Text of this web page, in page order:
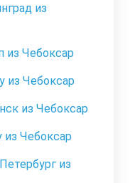
из
из Чебоксар
из Чебоксар
из Чебоксар
Чебоксар
из